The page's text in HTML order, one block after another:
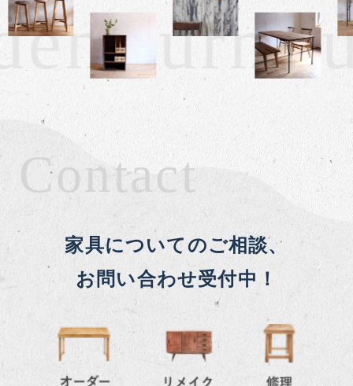
Contact
家具についてのご相談、
お問い合わせ受付中！